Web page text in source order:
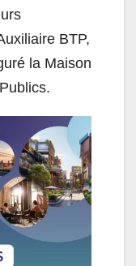
BTP,
la Maison